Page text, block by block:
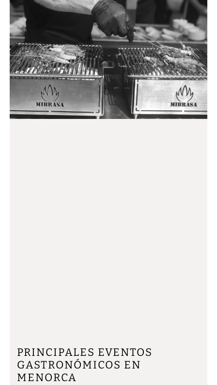
PRINCIPALES EVENTOS
GASTRONÓMICOS EN
MENORCA